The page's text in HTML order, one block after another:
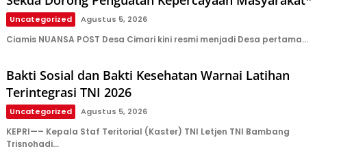
Uncategorized Agustus 5, 2026
Ciamis NUANSA POST Desa Cimari kini resmi menjadi Desa pertama…
Bakti Sosial dan Bakti Kesehatan Warnai Latihan
Terintegrasi TNI 2026
Uncategorized Agustus 5, 2026
KEPRI—– Kepala Staf Teritorial (Kaster) TNI Letjen TNI Bambang
Trisnohadi…